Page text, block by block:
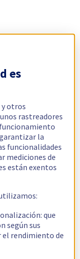
es
otros
rastreadores
la
funcionalidades
mediciones de
están exentos
que
según sus
el rendimiento de